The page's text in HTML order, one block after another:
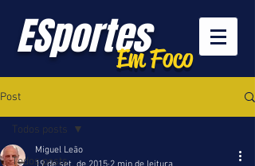
ESportesEm Foco
Post
Todos posts
Todos posts
Miguel Leão